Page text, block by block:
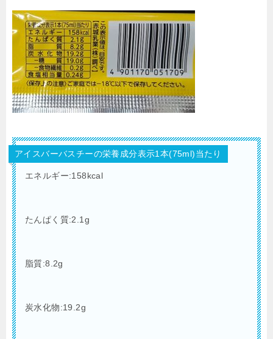
アイスバーバスチーの栄養成分表示1本(75ml)当たり
エネルギー:158kcal
たんぱく質:2.1g
脂質:8.2g
炭水化物:19.2g